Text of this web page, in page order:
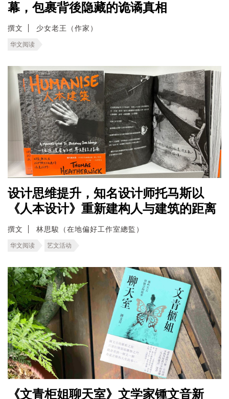
幕，包裹背後隐藏的诡谲真相
撰文 少女老王（作家）
华文阅读
设计思维提升，知名设计师托马斯以
《人本设计》重新建构人与建筑的距离
撰文 林思駿（在地偏好工作室總監）
华文阅读 艺文活动
《文青柜姐聊天室》文学家锺文音新